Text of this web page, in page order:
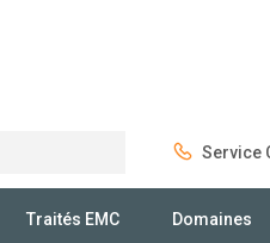
Service
Traités EMC Domaines